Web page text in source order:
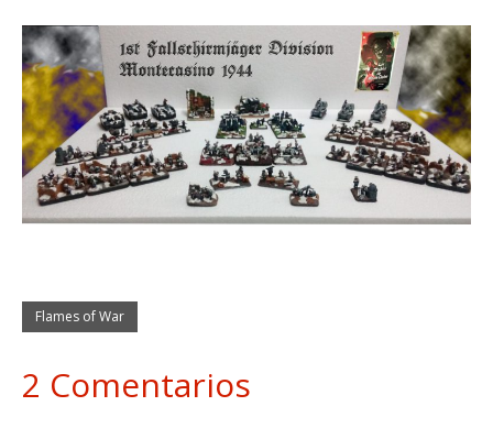
Flames of War
2 Comentarios